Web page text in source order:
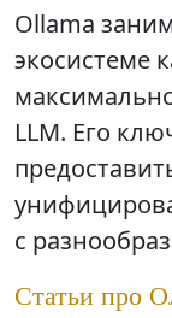
Ollama
экосистеме
LLM. Его
с
Статьи про